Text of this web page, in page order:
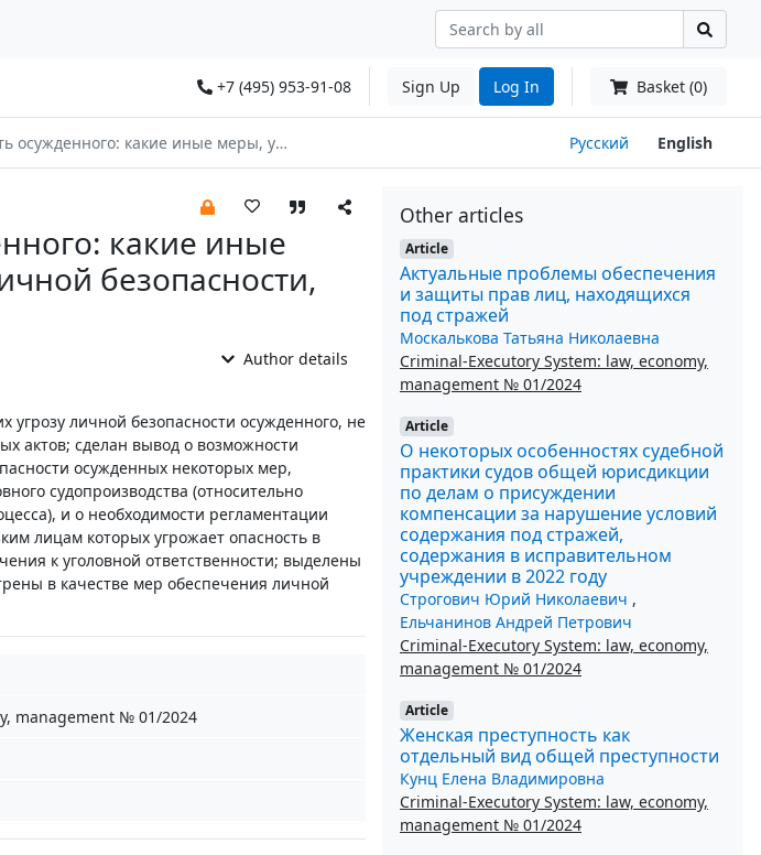
+7 (495) 953-91-08 Sign Up Log In Basket (0)
меры, устраняющие угрозу личной безопасности, могут применяться? Русский English
какие иные
безопасности,
Author details
личной безопасности осужденного, не
актов; сделан вывод о возможности
осужденных некоторых мер,
судопроизводства (относительно
и о необходимости регламентации
лицам которых угрожает опасность в
к уголовной ответственности; выделены
в качестве мер обеспечения личной
management № 01/2024
Other articles
Article
Актуальные проблемы обеспечения
и защиты прав лиц, находящихся
под стражей
Москалькова Татьяна Николаевна
Criminal-Executory System: law, economy,
management № 01/2024
Article
О некоторых особенностях судебной
практики судов общей юрисдикции
по делам о присуждении
компенсации за нарушение условий
содержания под стражей,
содержания в исправительном
учреждении в 2022 году
Строгович Юрий Николаевич ,
Ельчанинов Андрей Петрович
Criminal-Executory System: law, economy,
management № 01/2024
Article
Женская преступность как
отдельный вид общей преступности
Кунц Елена Владимировна
Criminal-Executory System: law, economy,
management № 01/2024